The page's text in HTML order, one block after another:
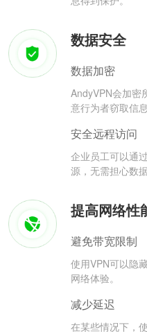
数据安全
数据加密
AndyVPN会加密
意行为者窃取信息
安全远程访问
企业员工可以通
源，无需担心数据
提高网络性
避免带宽限制
使用VPN可以隐
网络体验。
减少延迟
在某些情况下，